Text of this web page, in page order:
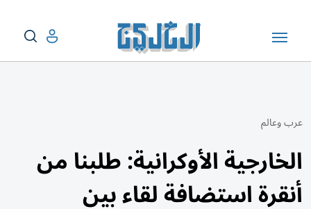
عرب وعالم
الخارجية الأوكرانية: طلبنا من
أنقرة استضافة لقاء بين